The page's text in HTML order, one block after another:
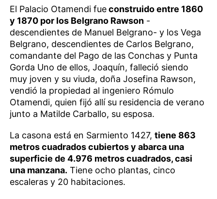
El Palacio Otamendi fueconstruido entre 1860
y 1870 por los Belgrano Rawson -
descendientes de Manuel Belgrano- y los Vega
Belgrano, descendientes de Carlos Belgrano,
comandante del Pago de las Conchas y Punta
Gorda Uno de ellos, Joaquín, falleció siendo
muy joven y su viuda, doña Josefina Rawson,
vendió la propiedad al ingeniero Rómulo
Otamendi, quien fijó allí su residencia de verano
junto a Matilde Carballo, su esposa.
La casona está en Sarmiento 1427, tiene 863
metros cuadrados cubiertos y abarca una
superficie de 4.976 metros cuadrados, casi
una manzana. Tiene ocho plantas, cinco
escaleras y 20 habitaciones.